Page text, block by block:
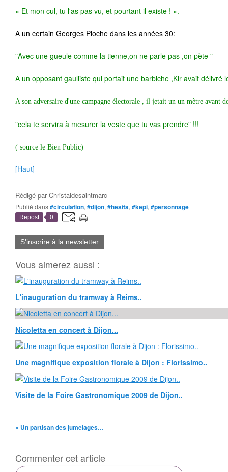
« Et mon cul, tu l'as pas vu, et pourtant il existe ! ».
A un certain Georges Pioche dans les années 30:
"Avec une gueule comme la tienne,on ne parle pas ,on pète "
A un opposant gaulliste qui portait une barbiche ,Kir avait délivré
A son adversaire d'une campagne électorale , il jetait un un mètre avant
"cela te servira à mesurer la veste que tu vas prendre" !!!
( source le Bien Public)
[Haut]
Rédigé parChristaldesaintmarc
Publié dans#circulation, #dijon, #hesita, #kepi, #personnage
Repost 0
S'inscrire à la newsletter
Vous aimerez aussi :
L'inauguration du tramway à Reims..
Nicoletta en concert à Dijon...
Une magnifique exposition florale à Dijon : Florissimo..
Visite de la Foire Gastronomique 2009 de Dijon..
« Un partisan des jumelages…
Commenter cet article